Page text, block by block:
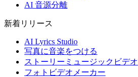
AI 音源分離
新着リリース
AI Lyrics Studio
写真に音楽をつける
ストーリーミュージックビデオ
フォトビデオメーカー